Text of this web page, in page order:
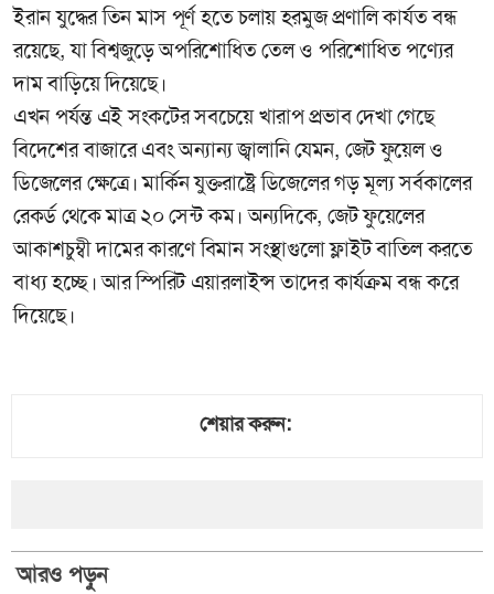
ইরান যুদ্ধের তিন মাস পূর্ণ হতে চলায় হরমুজ প্রণালি কার্যত বন্ধ
রয়েছে, যা বিশ্বজুড়ে অপরিশোধিত তেল ও পরিশোধিত পণ্যের
দাম বাড়িয়ে দিয়েছে।
এখন পর্যন্ত এই সংকটের সবচেয়ে খারাপ প্রভাব দেখা গেছে
বিদেশের বাজারে এবং অন্যান্য জ্বালানি যেমন, জেট ফুয়েল ও
ডিজেলের ক্ষেত্রে। মার্কিন যুক্তরাষ্ট্রে ডিজেলের গড় মূল্য সর্বকালের
রেকর্ড থেকে মাত্র ২০ সেন্ট কম। অন্যদিকে, জেট ফুয়েলের
আকাশচুম্বী দামের কারণে বিমান সংস্থাগুলো ফ্লাইট বাতিল করতে
বাধ্য হচ্ছে। আর স্পিরিট এয়ারলাইন্স তাদের কার্যক্রম বন্ধ করে
দিয়েছে।
শেয়ার করুন:
আরও পড়ুন